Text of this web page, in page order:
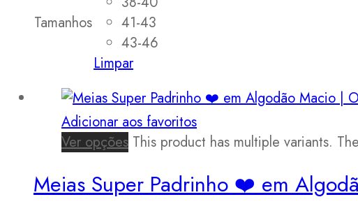
Tamanhos
41-43
43-46
Limpar
Adicionar aos favoritos
Ver opções This product has multiple variants.
Meias Super Padrinho ❤️ em